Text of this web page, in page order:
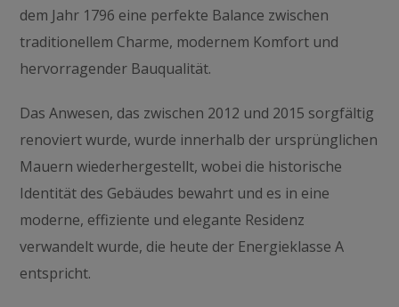
dem Jahr 1796 eine perfekte Balance zwischen
traditionellem Charme, modernem Komfort und
hervorragender Bauqualität.
Das Anwesen, das zwischen 2012 und 2015 sorgfältig
renoviert wurde, wurde innerhalb der ursprünglichen
Mauern wiederhergestellt, wobei die historische
Identität des Gebäudes bewahrt und es in eine
moderne, effiziente und elegante Residenz
verwandelt wurde, die heute der Energieklasse A
entspricht.